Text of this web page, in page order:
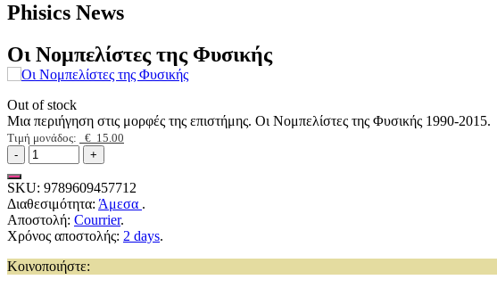
Phisics News
Οι Νομπελίστες της Φυσικής
Out of stock
Μια περιήγηση στις μορφές της επιστήμης. Οι Νομπελίστες της Φυσικής 1990-2015.
Τιμή μονάδος: € 15.00
SKU: 9789609457712
Διαθεσιμότητα: Άμεσα .
Αποστολή: Courrier.
Χρόνος αποστολής: 2 days.
Κοινοποιήστε: